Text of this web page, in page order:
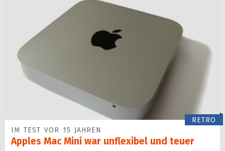
RETRO
IM TEST VOR 15 JAHREN
Apples Mac Mini war unflexibel und teuer